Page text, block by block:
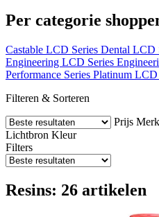
Per categorie
Castable LCD Series Dental LCD
Engineering LCD Series
Performance Series Platinum LCD
Filteren & Sorteren
Prijs
Lichtbron Kleur
Filters
Resins: 26 artikelen